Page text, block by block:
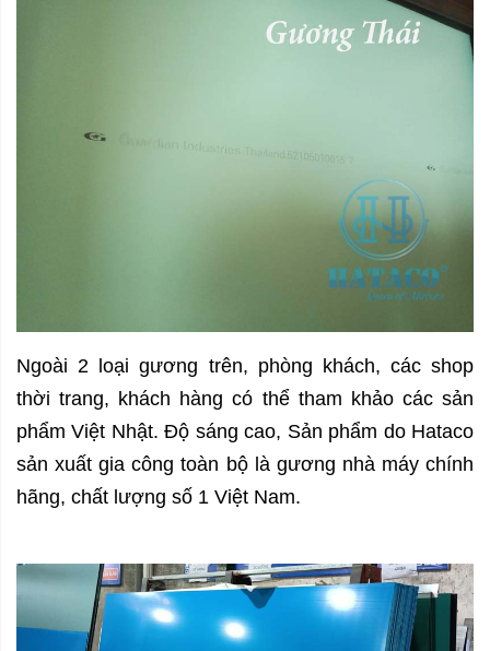
Ngoài 2 loại gương trên, phòng khách, các shop
thời trang, khách hàng có thể tham khảo các sản
phẩm Việt Nhật. Độ sáng cao, Sản phẩm do Hataco
sản xuất gia công toàn bộ là gương nhà máy chính
hãng, chất lượng số 1 Việt Nam.